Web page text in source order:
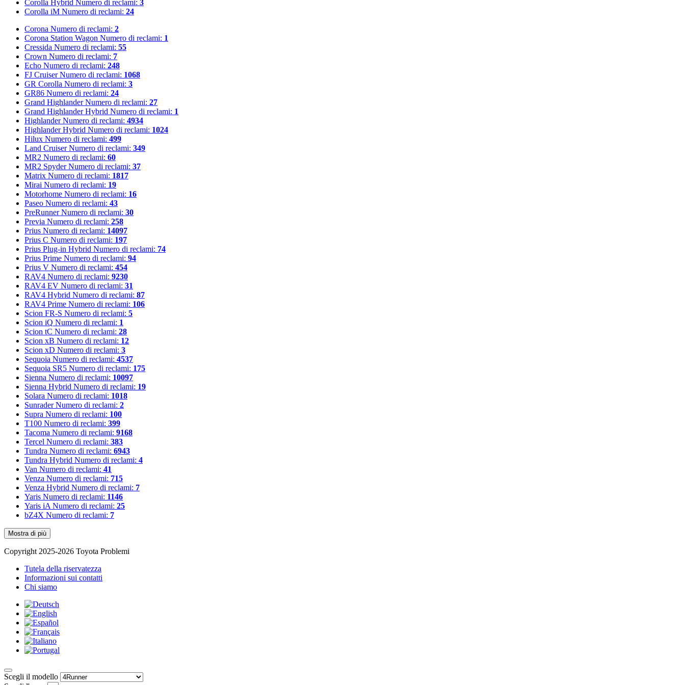
Corolla Hybrid Numero di reclami: 3
Corolla iM Numero di reclami: 24
Corona Numero di reclami: 2
Corona Station Wagon Numero di reclami: 1
Cressida Numero di reclami: 55
Crown Numero di reclami: 7
Echo Numero di reclami: 248
FJ Cruiser Numero di reclami: 1068
GR Corolla Numero di reclami: 3
GR86 Numero di reclami: 24
Grand Highlander Numero di reclami: 27
Grand Highlander Hybrid Numero di reclami: 1
Highlander Numero di reclami: 4934
Highlander Hybrid Numero di reclami: 1024
Hilux Numero di reclami: 499
Land Cruiser Numero di reclami: 349
MR2 Numero di reclami: 60
MR2 Spyder Numero di reclami: 37
Matrix Numero di reclami: 1817
Mirai Numero di reclami: 19
Motorhome Numero di reclami: 16
Paseo Numero di reclami: 43
PreRunner Numero di reclami: 30
Previa Numero di reclami: 258
Prius Numero di reclami: 14097
Prius C Numero di reclami: 197
Prius Plug-in Hybrid Numero di reclami: 74
Prius Prime Numero di reclami: 94
Prius V Numero di reclami: 454
RAV4 Numero di reclami: 9230
RAV4 EV Numero di reclami: 31
RAV4 Hybrid Numero di reclami: 87
RAV4 Prime Numero di reclami: 106
Scion FR-S Numero di reclami: 5
Scion iQ Numero di reclami: 1
Scion tC Numero di reclami: 28
Scion xB Numero di reclami: 12
Scion xD Numero di reclami: 3
Sequoia Numero di reclami: 4537
Sequoia SR5 Numero di reclami: 175
Sienna Numero di reclami: 10097
Sienna Hybrid Numero di reclami: 19
Solara Numero di reclami: 1018
Sunrader Numero di reclami: 2
Supra Numero di reclami: 100
T100 Numero di reclami: 399
Tacoma Numero di reclami: 9168
Tercel Numero di reclami: 383
Tundra Numero di reclami: 6943
Tundra Hybrid Numero di reclami: 4
Van Numero di reclami: 41
Venza Numero di reclami: 715
Venza Hybrid Numero di reclami: 7
Yaris Numero di reclami: 1146
Yaris iA Numero di reclami: 25
bZ4X Numero di reclami: 7
Mostra di più
Copyright 2025-2026 Toyota Problemi
Tutela della riservatezza
Informazioni sui contatti
Chi siamo
Scegli il modello